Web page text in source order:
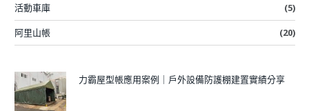
活動車庫
(5)
阿里山帳
(20)
力霸屋型帳應用案例｜戶外設備防護棚建置實績分享